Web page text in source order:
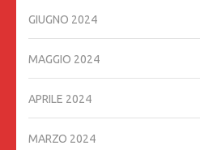
GIUGNO 2024
MAGGIO 2024
APRILE 2024
MARZO 2024